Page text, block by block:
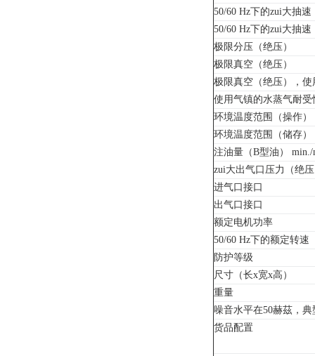
50/60 Hz下的zui大抽速
50/60 Hz下的zui大抽速
极限分压（绝压）
极限真空（绝压）
极限真空（绝压），使
使用气镇的水蒸气耐受
环境温度范围（操作）
环境温度范围（储存）
注油量（B型油） min./
zui大出气口压力（绝
进气口接口
出气口接口
额定电机功率
50/60 Hz下的额定转速
防护等级
尺寸（长x宽x高）
重量
噪音水平在50赫茲，典
货品配置